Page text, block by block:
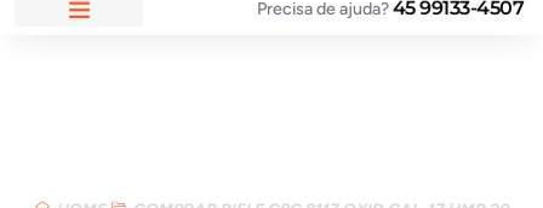
Precisa de ajuda?45 99133-4507